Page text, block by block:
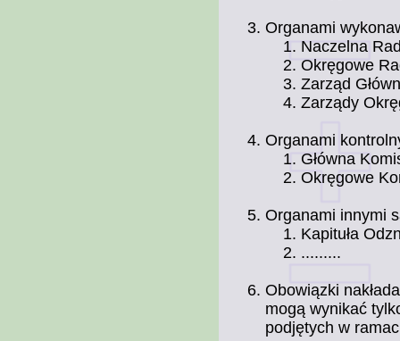
Organami
Naczelna
Okręgowe
Zarząd
Zarządy
Organami
Główna
Okręgowe
Organami innymi
Kapituła
.........
Obowiązki
mogą wynikać
podjętych w